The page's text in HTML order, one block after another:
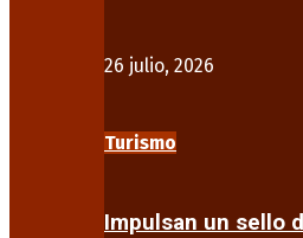
26 julio, 2026
Turismo
Impulsan un sello